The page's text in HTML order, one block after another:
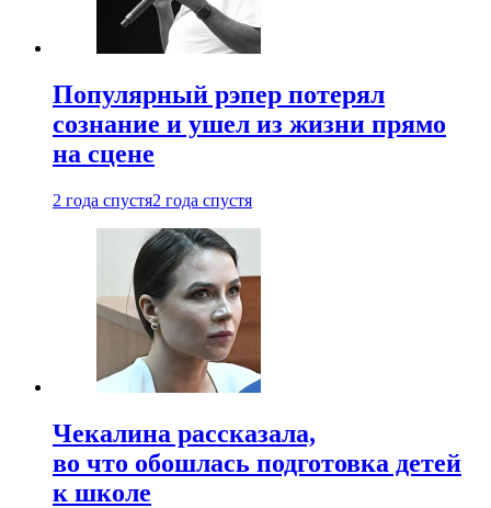
Популярный рэпер потерял
сознание и ушел из жизни прямо
на сцене
2 года спустя2 года спустя
Чекалина рассказала,
во что обошлась подготовка детей
к школе